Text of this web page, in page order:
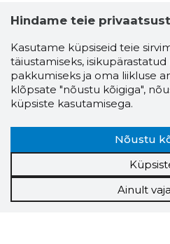
Hindame teie privaatsust
Kasutame küpsiseid teie
täiustamiseks,
pakkumiseks ja oma liikluse
klõpsate "nõustu kõigiga",
küpsiste kasutamisega.
Nõustu
Ainult